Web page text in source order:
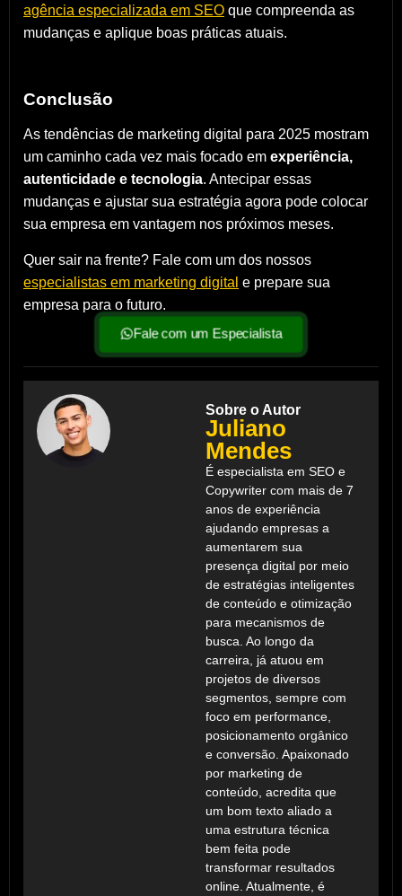
agência especializada em SEO que compreenda as
mudanças e aplique boas práticas atuais.
Conclusão
As tendências de marketing digital para 2025 mostram
um caminho cada vez mais focado em experiência,
autenticidade e tecnologia. Antecipar essas
mudanças e ajustar sua estratégia agora pode colocar
sua empresa em vantagem nos próximos meses.
Quer sair na frente? Fale com um dos nossos
especialistas em marketing digital e prepare sua
empresa para o futuro.
Fale com um Especialista
Sobre o Autor
Juliano
Mendes
É especialista em SEO e
Copywriter com mais de 7
anos de experiência
ajudando empresas a
aumentarem sua
presença digital por meio
de estratégias inteligentes
de conteúdo e otimização
para mecanismos de
busca. Ao longo da
carreira, já atuou em
projetos de diversos
segmentos, sempre com
foco em performance,
posicionamento orgânico
e conversão. Apaixonado
por marketing de
conteúdo, acredita que
um bom texto aliado a
uma estrutura técnica
bem feita pode
transformar resultados
online. Atualmente, é